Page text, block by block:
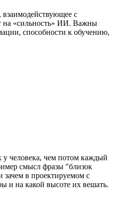
взаимодействующее с
на «сильность» ИИ. Важны
способности к обучению,
человека, чем потом каждый
смысл фразы "близок
в проектируемом с
и на какой высоте их вешать.